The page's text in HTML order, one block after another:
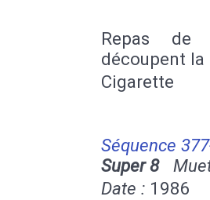
Repas de
découpent
Cigarette
Séquence
Super 8Muet
Date : 1986